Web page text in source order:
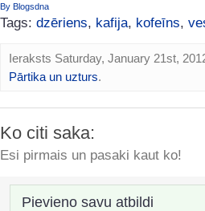
By Blogsdna
Tags: dzēriens, kafija, kofeīns,
Ieraksts Saturday, January 21st,
Pārtika un uzturs.
Ko citi saka:
Esi pirmais un pasaki kaut ko!
Pievieno savu atbildi